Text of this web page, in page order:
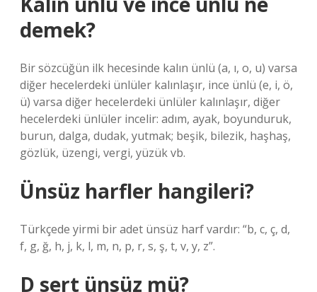
demek?
Bir sözcüğün ilk hecesinde kalın ünlü (a, ı, o, u) varsa
diğer hecelerdeki ünlüler kalınlaşır, ince ünlü (e, i, ö,
ü) varsa diğer hecelerdeki ünlüler kalınlaşır, diğer
hecelerdeki ünlüler incelir: adım, ayak, boyunduruk,
burun, dalga, dudak, yutmak; beşik, bilezik, haşhaş,
gözlük, üzengi, vergi, yüzük vb.
Ünsüz harfler hangileri?
Türkçede yirmi bir adet ünsüz harf vardır: “b, c, ç, d,
f, g, ğ, h, j, k, l, m, n, p, r, s, ş, t, v, y, z”.
D sert ünsüz mü?